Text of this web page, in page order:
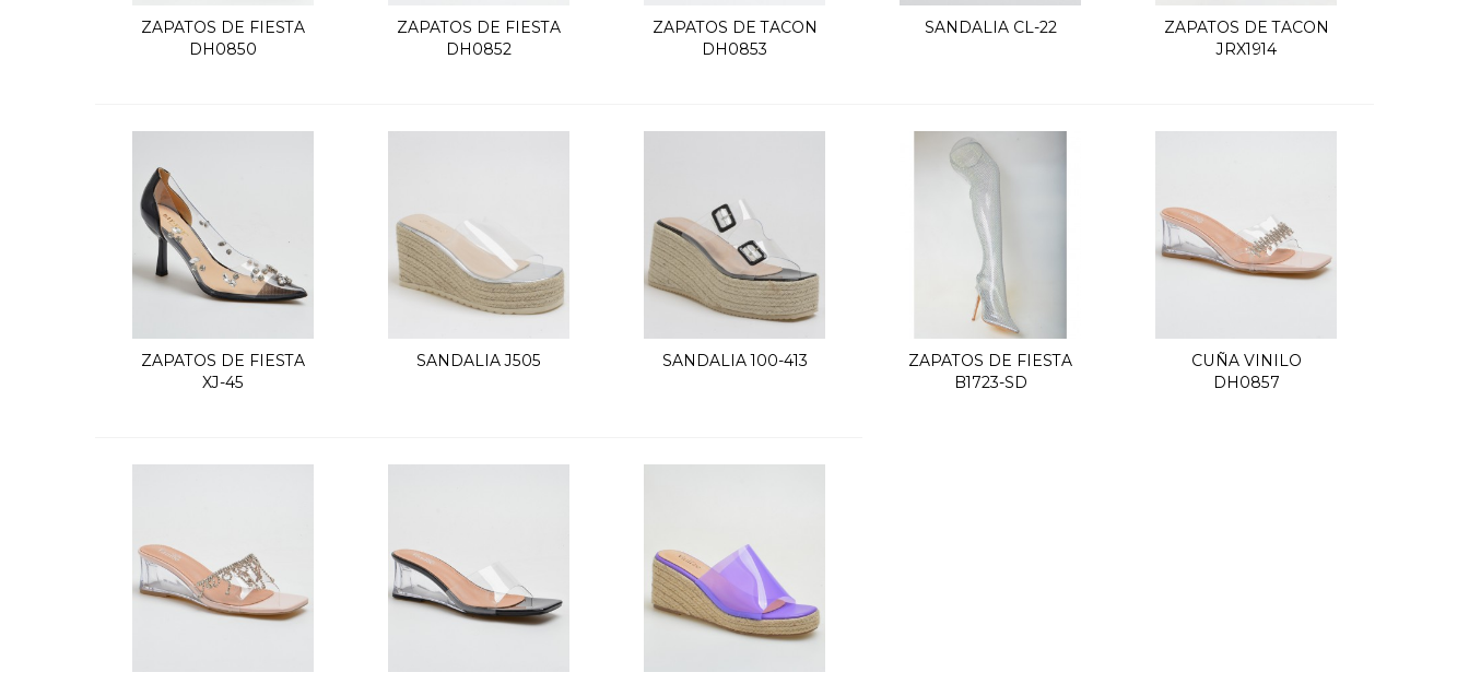
Quick view
ZAPATOS DE FIESTA
DH0850
Quick view
ZAPATOS DE FIESTA
DH0852
Quick view
ZAPATOS DE TACON
DH0853
Quick view
SANDALIA CL-22 Quick view
ZAPATOS DE TACON
JRX1914
Quick view
ZAPATOS DE FIESTA
XJ-45
Quick view
SANDALIA J505 Quick view
SANDALIA 100-413 Quick view
ZAPATOS DE FIESTA
B1723-SD
Quick view
CUÑA VINILO
DH0857